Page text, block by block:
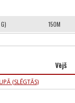
150M
Vējš
(SLĒGTĀS)